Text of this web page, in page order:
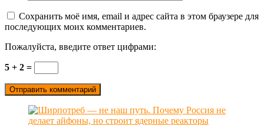
Сохранить моё имя, email и адрес сайта в этом браузере для
последующих моих комментариев.
Пожалуйста, введите ответ цифрами:
5 + 2 =